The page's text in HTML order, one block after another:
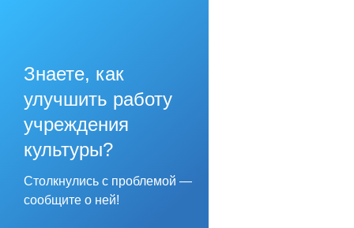
Знаете, как
улучшить работу
учреждения
культуры?
Столкнулись с проблемой —
сообщите о ней!